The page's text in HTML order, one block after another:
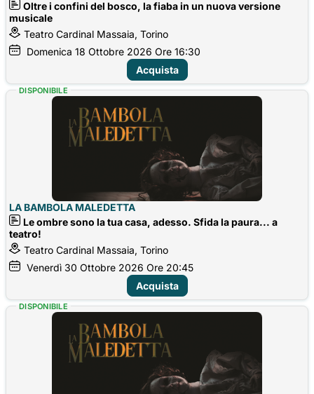
Oltre i confini del bosco, la fiaba in un nuova versione
musicale
Teatro Cardinal Massaia, Torino
Domenica 18 Ottobre 2026 Ore 16:30
Acquista
LA BAMBOLA MALEDETTA
Le ombre sono la tua casa, adesso. Sfida la paura... a
teatro!
Teatro Cardinal Massaia, Torino
Venerdì 30 Ottobre 2026 Ore 20:45
DISPONIBILE
Acquista
DISPONIBILE